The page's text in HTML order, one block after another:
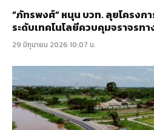
“ภัทรพงศ์” หนุน บวท. ลุยโครงก
ระดับเทคโนโลยีควบคุมจราจรท
29 มิถุนายน 2026 10:07 น.